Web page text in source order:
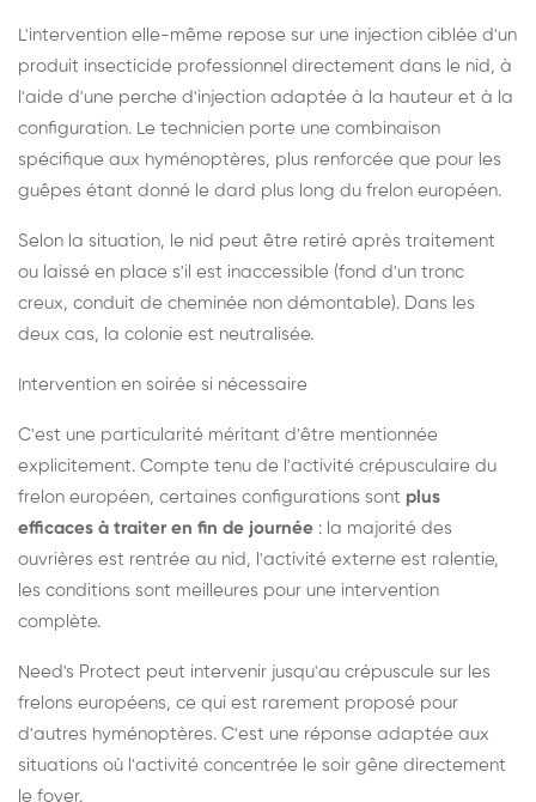
L'intervention elle-même repose sur une injection ciblée d'un
produit insecticide professionnel directement dans le nid, à
l'aide d'une perche d'injection adaptée à la hauteur et à la
configuration. Le technicien porte une combinaison
spécifique aux hyménoptères, plus renforcée que pour les
guêpes étant donné le dard plus long du frelon européen.
Selon la situation, le nid peut être retiré après traitement
ou laissé en place s'il est inaccessible (fond d'un tronc
creux, conduit de cheminée non démontable). Dans les
deux cas, la colonie est neutralisée.
Intervention en soirée si nécessaire
C'est une particularité méritant d'être mentionnée
explicitement. Compte tenu de l'activité crépusculaire du
frelon européen, certaines configurations sont plus
efficaces à traiter en fin de journée : la majorité des
ouvrières est rentrée au nid, l'activité externe est ralentie,
les conditions sont meilleures pour une intervention
complète.
Need's Protect peut intervenir jusqu'au crépuscule sur les
frelons européens, ce qui est rarement proposé pour
d'autres hyménoptères. C'est une réponse adaptée aux
situations où l'activité concentrée le soir gêne directement
le foyer.